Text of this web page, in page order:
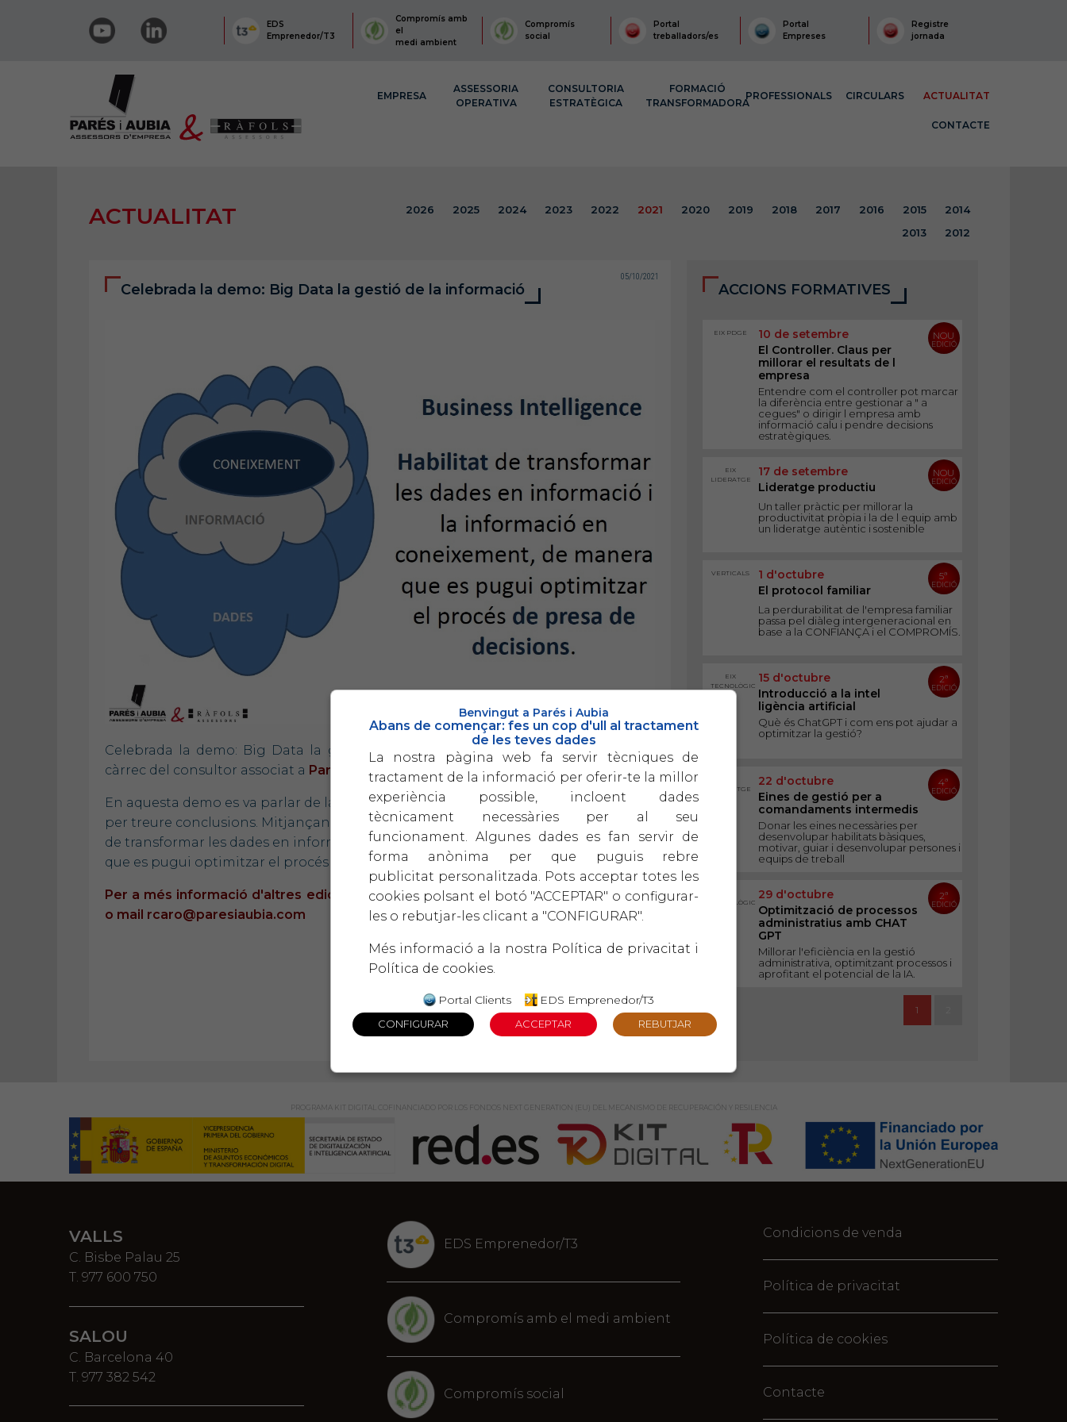
EDS
Emprenedor/T3
Compromís amb
el
medi ambient
Compromís
social
Portal
treballadors/es
Portal
Empreses
Registre
jornada
EMPRESA
ASSESSORIA
OPERATIVA
CONSULTORIA
ESTRATÈGICA
FORMACIÓ
TRANSFORMADORA
PROFESSIONALS CIRCULARS ACTUALITAT
CONTACTE
ACTUALITAT 2026 2025 2024 2023 2022 2021 2020 2019 2018 2017 2016 2015
2014
2013
2012
Celebrada la demo: Big Data la gestió de la informació
05/10/2021
Celebrada la demo: Big Data la gestió de la informació el dilluns 4 d'octubre a
càrrec del consultor associat a Parés i Aubia , Albert Pàmies.
En aquesta demo es va parlar de la necessitat d'analitzar les dades de les empreses
per treure conclusions. Mitjançant eines com Business Intelligence (Qlik): habilitat
de transformar les dades en informació i la informació en coneixement, de manera
que es pugui optimitzar el procés de presa de decisions.
Per a més informació d'altres edicions demaneu informació al telèfon 977 600750
o mail rcaro@paresiaubia.com
ACCIONS FORMATIVES
EIX PDGE
10 de setembre
El Controller. Claus per
millorar el resultats de l
empresa
Entendre com el controller pot marcar
la diferència entre gestionar a " a
cegues" o dirigir l empresa amb
informació calu i pendre decisions
estratègiques.
NOU
EDICIÓ
EIX
LIDERATGE
17 de setembre
Lideratge productiu
Un taller pràctic per millorar la
productivitat pròpia i la de l equip amb
un lideratge autèntic i sostenible
NOU
EDICIÓ
VERTICALS
1 d'octubre
El protocol familiar
La perdurabilitat de l'empresa familiar
passa pel diàleg intergeneracional en
base a la CONFIANÇA i el COMPROMÍS.
5ª
EDICIÓ
EIX
TECNOLÒGIC
15 d'octubre
Introducció a la intel
ligència artificial
Què és ChatGPT i com ens pot ajudar a
optimitzar la gestió?
2ª
EDICIÓ
LIDERATGE
22 d'octubre
Eines de gestió per a
comandaments intermedis
Donar les eines necessàries per
desenvolupar habilitats bàsiques,
motivar, guiar i desenvolupar persones i
equips de treball
4ª
EDICIÓ
TECNOLÒGIC
29 d'octubre
Optimització de processos
administratius amb CHAT
GPT
Millorar l'eficiència en la gestió
administrativa, optimitzant processos i
aprofitant el potencial de la IA.
2ª
EDICIÓ
1
PROGRAMA KIT DIGITAL COFINANCIADO POR LOS FONDOS NEXT GENERATION (EU) DEL MECANISMO DE RECUPERACIÓN Y RESILENCIA
VALLS
C. Bisbe Palau 25
T. 977 600 750
SALOU
C. Barcelona 40
T. 977 382 542
EDS Emprenedor/T3
Compromís amb el medi ambient
Compromís social
Condicions de venda
Política de privacitat
Política de cookies
Contacte
Benvingut a Parés i Aubia
Abans de començar: fes un cop d'ull al tractament
de les teves dades
La nostra pàgina web fa servir tècniques de
tractament de la informació per oferir-te la millor
experiència possible, incloent dades
tècnicament necessàries per al seu
funcionament. Algunes dades es fan servir de
forma anònima per que puguis rebre
publicitat personalitzada. Pots acceptar totes les
cookies polsant el botó "ACCEPTAR" o configurar-
les o rebutjar-les clicant a "CONFIGURAR".
Més informació a la nostra Política de privacitat i
Política de cookies.
Portal Clients EDS Emprenedor/T3